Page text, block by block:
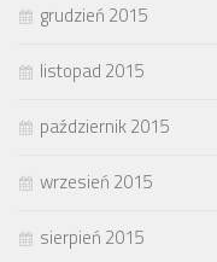
grudzień 2015
listopad 2015
październik 2015
wrzesień 2015
sierpień 2015